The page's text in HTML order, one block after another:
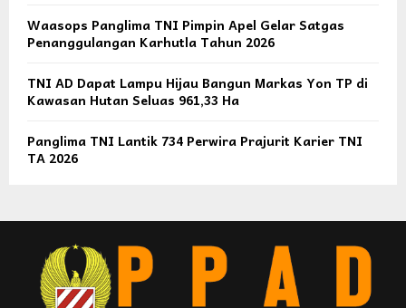
Waasops Panglima TNI Pimpin Apel Gelar Satgas
Penanggulangan Karhutla Tahun 2026
TNI AD Dapat Lampu Hijau Bangun Markas Yon TP di
Kawasan Hutan Seluas 961,33 Ha
Panglima TNI Lantik 734 Perwira Prajurit Karier TNI
TA 2026